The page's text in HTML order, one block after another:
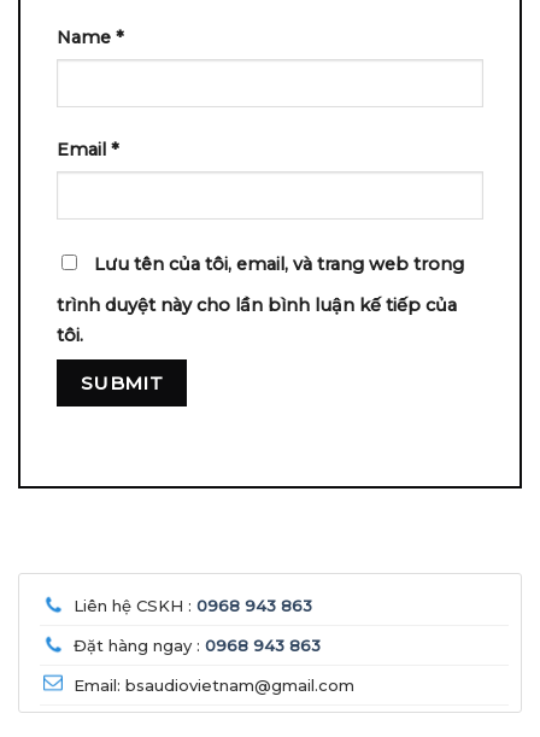
Name *
Email *
Lưu tên của tôi, email, và trang web trong
trình duyệt này cho lần bình luận kế tiếp của
tôi.
Liên hệ CSKH : 0968 943 863
Đặt hàng ngay : 0968 943 863
Email: bsaudiovietnam@gmail.com